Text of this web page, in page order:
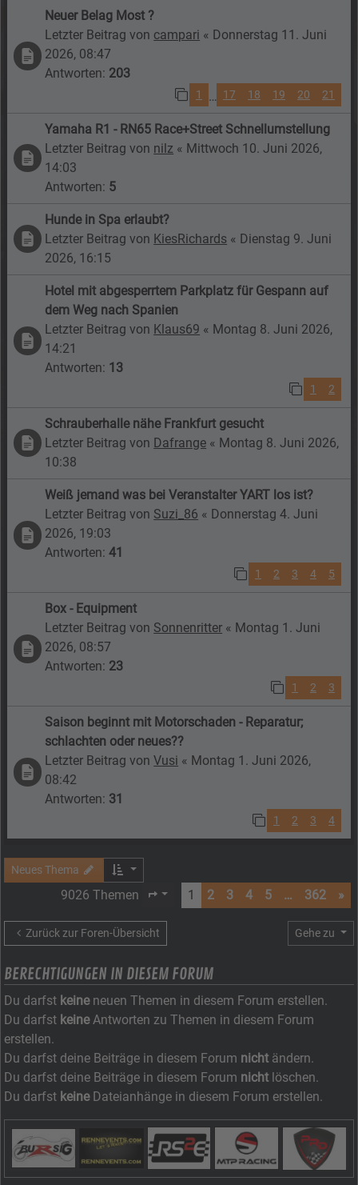
Neuer Belag Most ?
Letzter Beitrag von campari « Donnerstag 11. Juni
2026, 08:47
Antworten: 203
1 … 17 18 19 20 21
Yamaha R1 - RN65 Race+Street Schnellumstellung
Letzter Beitrag von nilz « Mittwoch 10. Juni 2026,
14:03
Antworten: 5
Hunde in Spa erlaubt?
Letzter Beitrag von KiesRichards « Dienstag 9. Juni
2026, 16:15
Hotel mit abgesperrtem Parkplatz für Gespann auf
dem Weg nach Spanien
Letzter Beitrag von Klaus69 « Montag 8. Juni 2026,
14:21
Antworten: 13
1 2
Schrauberhalle nähe Frankfurt gesucht
Letzter Beitrag von Dafrange « Montag 8. Juni 2026,
10:38
Weiß jemand was bei Veranstalter YART los ist?
Letzter Beitrag von Suzi_86 « Donnerstag 4. Juni
2026, 19:03
Antworten:41
1 2 3 4 5
Box - Equipment
Letzter Beitrag von Sonnenritter « Montag 1. Juni
2026, 08:57
Antworten: 23
1 2 3
Saison beginnt mit Motorschaden - Reparatur;
schlachten oder neues??
Letzter Beitrag vonVusi « Montag 1. Juni 2026,
08:42
Antworten: 31
1 2 3 4
Neues Thema
9026 Themen Seite von362
1 2 3 4 5 … 362 »
Zurück zur Foren-Übersicht Gehe zu
BERECHTIGUNGEN IN DIESEM FORUM
Du darfst keineneuen Themen in diesem Forum erstellen.
Du darfst keineAntworten zu Themen in diesem Forum
erstellen.
Du darfst deine Beiträge in diesem Forum nicht ändern.
Du darfst deine Beiträge in diesem Forum nicht löschen.
Du darfst keineDateianhänge in diesem Forum erstellen.